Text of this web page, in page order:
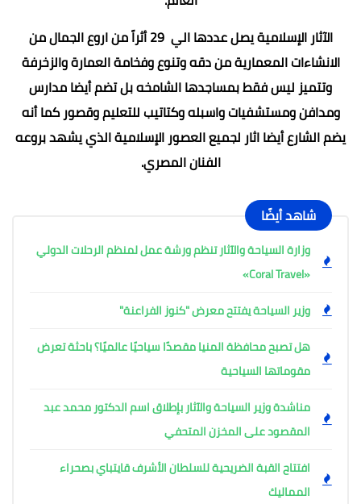
الآثار الإسلامية يصل عددها الي 29 أثراً من اروع الجمال من
الانشاءات المعمارية من دقه وتنوع وفخامة العمارة والزخرفة
وتتميز ليس فقط بمساجدها الشامخه بل تضم أيضا مدارس
ومدافن ومستشفيات واسبله وكتاتيب للتعليم وقصور كما أنه
يضم الشارع أيضا اثار لجميع العصور الإسلامية الذي يشهد بروعه
الفنان المصري.
شاهد أيضًا
وزارة السياحة والآثار تنظم ورشة عمل لمنظم الرحلات الدولي
«Coral Travel»
وزير السياحة يفتتح معرض "كنوز الفراعنة"
هل تصبح محافظة المنيا مقصدًا سياحيًا عالميًا؟ باحثة تعرض
مقوماتها السياحية
مناشدة وزير السياحة والآثار بإطلاق اسم الدكتور محمد عبد
المقصود على المخزن المتحفي
افتتاح القبة الضريحية للسلطان الأشرف قايتباي بصحراء
المماليك